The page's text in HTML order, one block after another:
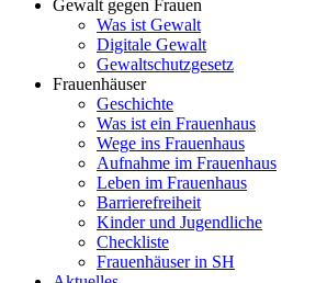
Gewalt gegen Frauen
Was ist Gewalt
Digitale Gewalt
Gewaltschutzgesetz
Frauenhäuser
Geschichte
Was ist ein Frauenhaus
Wege ins Frauenhaus
Aufnahme im Frauenhaus
Leben im Frauenhaus
Barrierefreiheit
Kinder und Jugendliche
Checkliste
Frauenhäuser in SH